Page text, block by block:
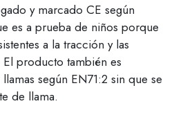
y marcado CE según
es a prueba de niños porque
a la tracción y las
producto también es
según EN71:2 sin que se
de llama.